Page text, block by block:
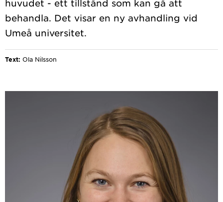
huvudet - ett tillstånd som kan gå att
behandla. Det visar en ny avhandling vid
Text: Ola Nilsson